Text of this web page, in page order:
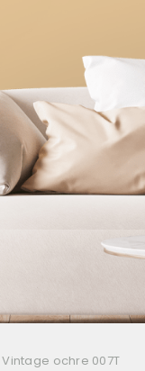
Vintage ochre 007T